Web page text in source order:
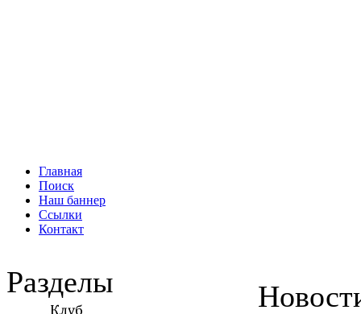
Главная
Поиск
Наш баннер
Ссылки
Контакт
Разделы